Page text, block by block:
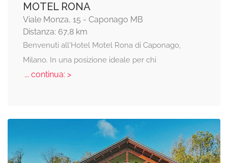
MOTEL RONA
Viale Monza, 15 - Caponago MB
Distanza: 67,8 km
Benvenuti all'Hotel Motel Rona di Caponago,
Milano. In una posizione ideale per chi
... continua: >